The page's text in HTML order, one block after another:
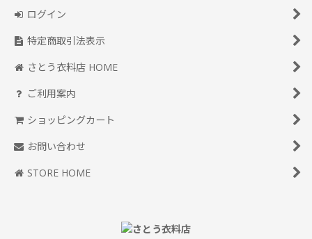
ログイン
特定商取引法表示
さとう衣料店 HOME
ご利用案内
ショッピングカート
お問い合わせ
STORE HOME